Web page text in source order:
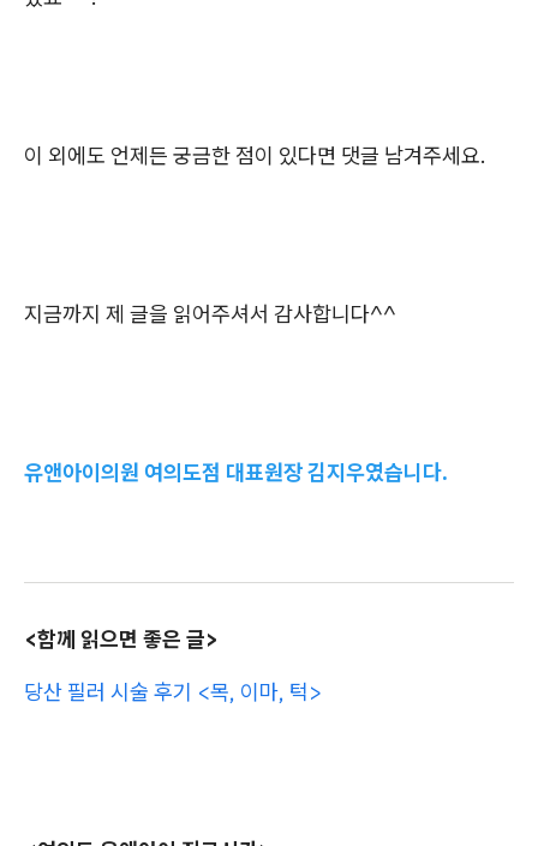
이 외에도 언제든 궁금한 점이 있다면 댓글 남겨주세요.
지금까지 제 글을 읽어주셔서 감사합니다^^
유앤아이의원 여의도점 대표원장 김지우였습니다.
<함께 읽으면 좋은 글>
당산 필러 시술 후기 <목, 이마, 턱>